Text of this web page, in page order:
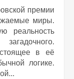
премии
миры.
реальность
в её
логике.